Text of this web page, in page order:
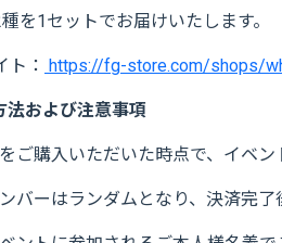
を1セットでお届けいたします。
ト： https://fg-store.com/shops/
法および注意事項
ご購入いただいた時点で、イベン
バーはランダムとなり、決済完了